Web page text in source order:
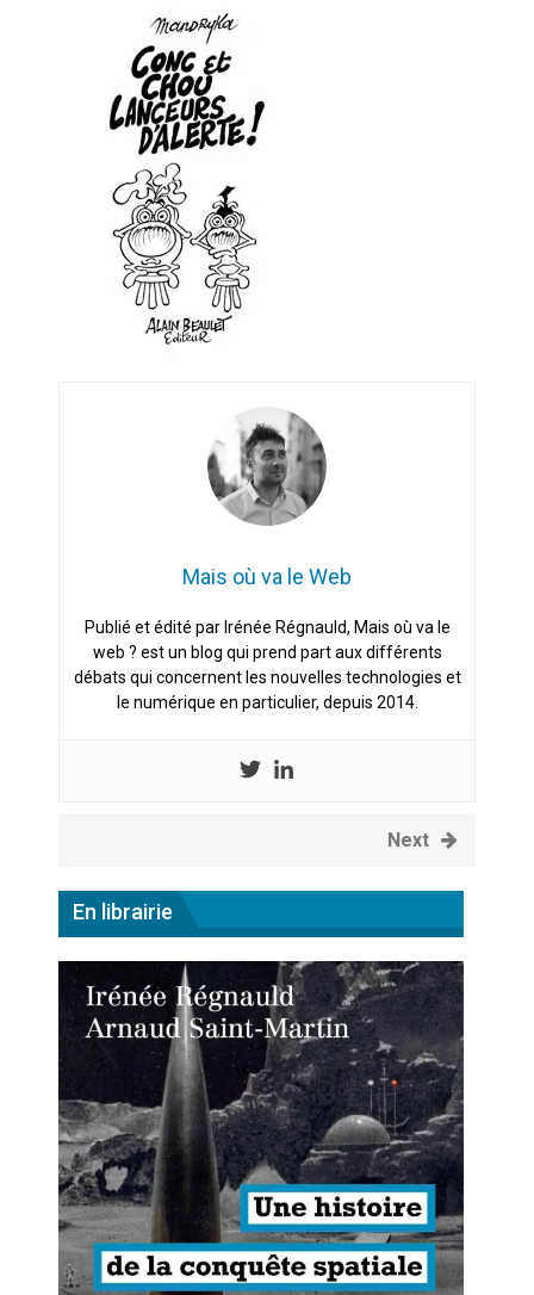
Artemis II : objectif nul
Quand Mistral veut moraliser le
pillage
Commentaire sur la polémique
des perroquets
Les syndicats, (tout) contre l’IA
En Seine-et-Marne, le projet de
Addendum sur les machines à
laver, et l’intelligence artificielle
La vaste blague du macronisme
crypto-spatial
Mais où va le Web
Publié et édité par Irénée Régnauld, Mais où va le
web ? est un blog qui prend part aux différents
débats qui concernent les nouvelles technologies et
le numérique en particulier, depuis 2014.
Next
En librairie